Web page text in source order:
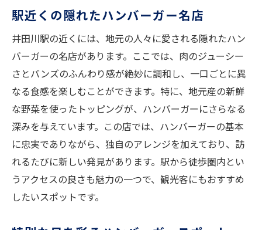
駅で味わう特別なハンバーガー
井田川駅のハンバーガーを食べ尽くす
駅周辺の人気ハンバーガーの秘密
食感を楽しむためのハンバーガー選び方
地元で愛されるハンバーガー体験
駅近くの隠れたハンバーガー名店
井田川駅の近くには、地元の人々に愛される隠れたハン
バーガーの名店があります。ここでは、肉のジューシー
さとバンズのふんわり感が絶妙に調和し、一口ごとに異
なる食感を楽しむことができます。特に、地元産の新鮮
な野菜を使ったトッピングが、ハンバーガーにさらなる
深みを与えています。この店では、ハンバーガーの基本
に忠実でありながら、独自のアレンジを加えており、訪
れるたびに新しい発見があります。駅から徒歩圏内とい
うアクセスの良さも魅力の一つで、観光客にもおすすめ
したいスポットです。